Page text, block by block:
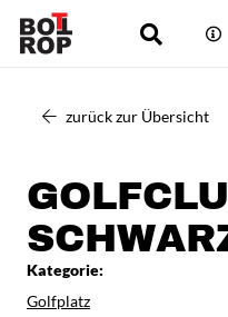
zurück zur Übersicht
Kategorie:
Golfplatz